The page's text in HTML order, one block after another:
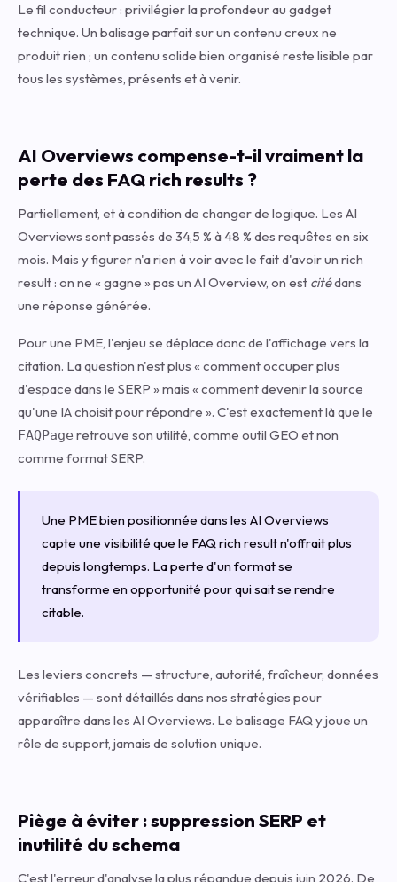
Le fil conducteur : privilégier la profondeur au gadget
technique. Un balisage parfait sur un contenu creux ne
produit rien ; un contenu solide bien organisé reste lisible par
tous les systèmes, présents et à venir.
AI Overviews compense-t-il vraiment la
perte des FAQ rich results ?
Partiellement, et à condition de changer de logique. Les AI
Overviews sont passés de 34,5 % à 48 % des requêtes en six
mois. Mais y figurer n'a rien à voir avec le fait d'avoir un rich
result : on ne « gagne » pas un AI Overview, on est citédans
une réponse générée.
Pour une PME, l'enjeu se déplace donc de l'affichage vers la
citation. La question n'est plus « comment occuper plus
d'espace dans le SERP » mais « comment devenir la source
qu'une IA choisit pour répondre ». C'est exactement là que le
FAQPage retrouve son utilité, comme outil GEO et non
comme format SERP.
Une PME bien positionnée dans les AI Overviews
capte une visibilité que le FAQ rich result n'offrait plus
depuis longtemps. La perte d'un format se
transforme en opportunité pour qui sait se rendre
citable.
Les leviers concrets — structure, autorité, fraîcheur, données
vérifiables — sont détaillés dans nos stratégies pour
apparaître dans les AI Overviews. Le balisage FAQ y joue un
rôle de support, jamais de solution unique.
Piège à éviter : suppression SERP et
inutilité du schema
C'est l'erreur d'analyse la plus répandue depuis juin 2026. De